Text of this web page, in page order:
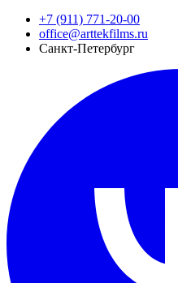
+7 (911) 771-20-00
office@arttekfilms.ru
Санкт-Петербург